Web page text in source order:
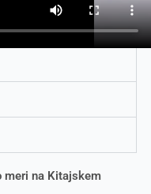
meri na Kitajskem